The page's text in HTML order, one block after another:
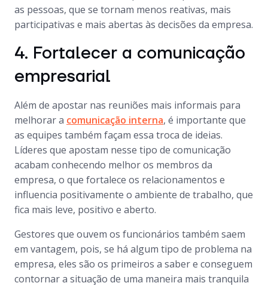
as pessoas, que se tornam menos reativas, mais
participativas e mais abertas às decisões da empresa.
4. Fortalecer a comunicação
empresarial
Além de apostar nas reuniões mais informais para
melhorar a comunicação interna, é importante que
as equipes também façam essa troca de ideias.
Líderes que apostam nesse tipo de comunicação
acabam conhecendo melhor os membros da
empresa, o que fortalece os relacionamentos e
influencia positivamente o ambiente de trabalho, que
fica mais leve, positivo e aberto.
Gestores que ouvem os funcionários também saem
em vantagem, pois, se há algum tipo de problema na
empresa, eles são os primeiros a saber e conseguem
contornar a situação de uma maneira mais tranquila